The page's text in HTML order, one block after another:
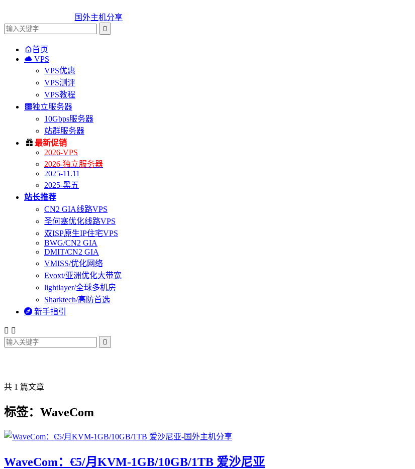
国外主机分享

首页
 VPS
VPS优惠
VPS测评
VPS教程
独立服务器
10Gbps服务器
站群服务器
 最新促销
2026-VPS
2026-独立服务器
2025-11.11
2025-黑五
站长推荐
CN2 GIA线路VPS
圣何塞优化线路VPS
双ISP原生IP住宅VPS
BWG/CN2 GIA
DMIT/CN2 GIA
VMISS/优化网络
Evoxt/亚洲优化大带宽
lightlayer/全球多机房
Sharktech/高防首选
 新手指引
 

共 1 篇文章
标签：WaveCom
WaveCom：€5/月KVM-1GB/10GB/1TB 爱沙尼亚